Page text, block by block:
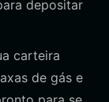
depositar
carteira
de gás e